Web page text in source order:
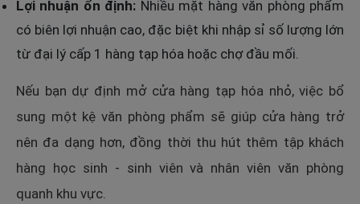
Lợi nhuận ổn định: Nhiều mặt hàng văn phòng phẩm
có biên lợi nhuận cao, đặc biệt khi nhập sỉ số lượng lớn
từ đại lý cấp 1 hàng tạp hóa hoặc chợ đầu mối.
Nếu bạn dự định mở cửa hàng tạp hóa nhỏ, việc bổ
sung một kệ văn phòng phẩm sẽ giúp cửa hàng trở
nên đa dạng hơn, đồng thời thu hút thêm tập khách
hàng học sinh - sinh viên và nhân viên văn phòng
quanh khu vực.